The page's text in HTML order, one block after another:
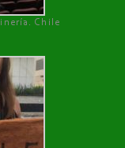
Chile